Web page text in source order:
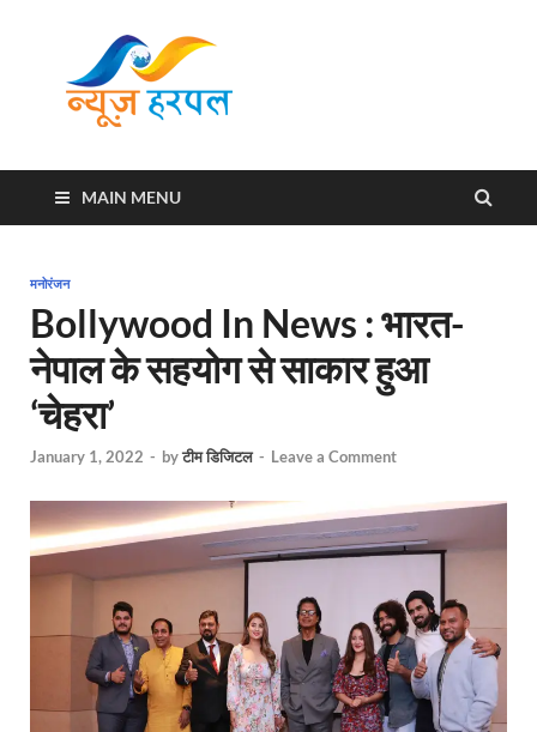
MAIN MENU
मनोरंजन
Bollywood In News : भारत-
नेपाल के सहयोग से साकार हुआ
‘चेहरा’
January 1, 2022 - byटीम डिजिटल - Leave a Comment